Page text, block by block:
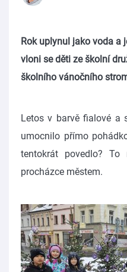
Rok uplynul jako voda a
vloni se děti ze školní
školního vánočního
Letos v barvě fialové a
umocnilo přímo
tentokrát povedlo?
procházce městem.